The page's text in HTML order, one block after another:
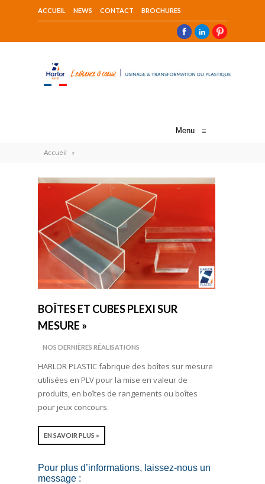
ACCUEIL NEWS CONTACT BROCHURES
Menu ≡
Accueil »
BOÎTES ET CUBES PLEXI SUR
MESURE »
NOS DERNIÈRES RÉALISATIONS
HARLOR PLASTIC fabrique des boîtes sur mesure
utilisées en PLV pour la mise en valeur de
produits, en boîtes de rangements ou boîtes
pour jeux concours.
EN SAVOIR PLUS »
Pour plus d’informations, laissez-nous un
message :